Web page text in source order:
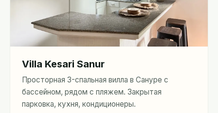
Villa Kesari Sanur
Просторная 3-спальная вилла в Сануре с
бассейном, рядом с пляжем. Закрытая
парковка, кухня, кондиционеры.